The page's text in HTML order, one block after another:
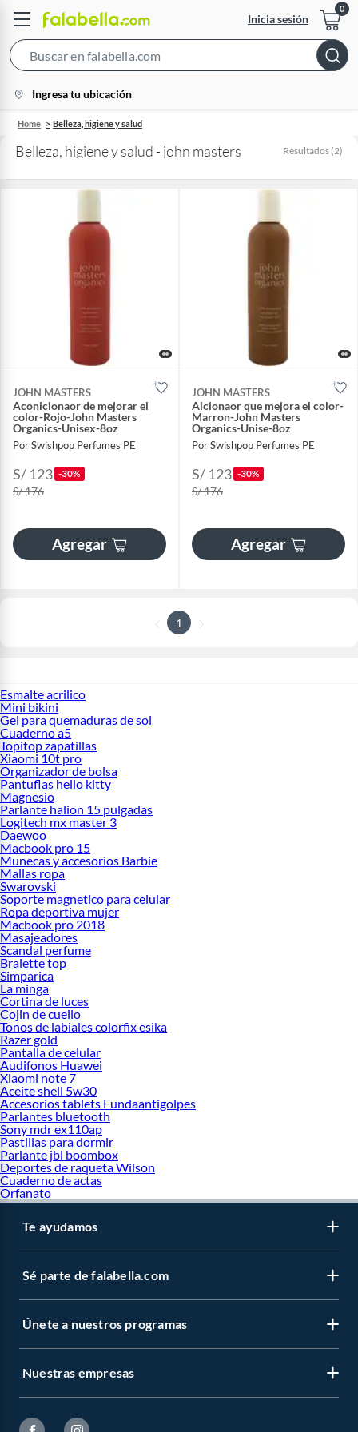
Inicia sesión
Bar
location-
icon
Ingresa tu ubicación
Home Belleza, higiene y salud
Belleza, higiene y salud - john masters Resultados (2)
JOHN MASTERS
Aconicionaor de mejorar el
color-Rojo-John Masters
Organics-Unisex-8oz
Por Swishpop Perfumes PE
S/ 123 -30%
S/ 176
Agregar
JOHN MASTERS
Aicionaor que mejora el color-
Marron-John Masters
Organics-Unise-8oz
Por Swishpop Perfumes PE
S/ 123 -30%
S/ 176
Agregar
1
Esmalte acrilico
Mini bikini
Gel para quemaduras de sol
Cuaderno a5
Topitop zapatillas
Xiaomi 10t pro
Organizador de bolsa
Pantuflas hello kitty
Magnesio
Parlante halion 15 pulgadas
Logitech mx master 3
Daewoo
Macbook pro 15
Munecas y accesorios Barbie
Mallas ropa
Swarovski
Soporte magnetico para celular
Ropa deportiva mujer
Macbook pro 2018
Masajeadores
Scandal perfume
Bralette top
Simparica
La minga
Cortina de luces
Cojin de cuello
Tonos de labiales colorfix esika
Razer gold
Pantalla de celular
Audifonos Huawei
Xiaomi note 7
Aceite shell 5w30
Accesorios tablets Fundaantigolpes
Parlantes bluetooth
Sony mdr ex110ap
Pastillas para dormir
Parlante jbl boombox
Deportes de raqueta Wilson
Cuaderno de actas
Orfanato
Te ayudamos
Sé parte de falabella.com
Únete a nuestros programas
Nuestras empresas